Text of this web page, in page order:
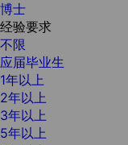
博士
经验要求
不限
应届毕业生
1年以上
2年以上
3年以上
5年以上